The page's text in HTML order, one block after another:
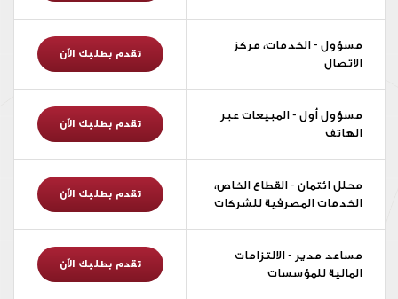
مسؤول - الخدمات، مركز
الاتصال
تقدم بطلبك الآن
مسؤول أول - المبيعات عبر
الهاتف
تقدم بطلبك الآن
محلل ائتمان - القطاع الخاص،
الخدمات المصرفية للشركات
تقدم بطلبك الآن
مساعد مدير - الالتزامات
المالية للمؤسسات
تقدم بطلبك الآن